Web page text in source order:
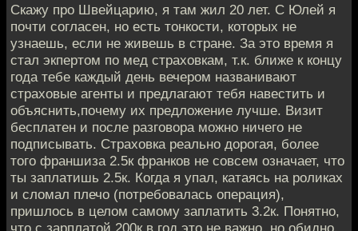
Скажу про Швейцарию, я там жил 20 лет. С Юлей я
почти согласен, но есть тонкости, которых не
узнаешь, если не живешь в стране. За это время я
стал экпертом по мед страховкам, т.к. ближе к концу
года тебе каждый день вечером названивают
страховые агенты и предлагают тебя навестить и
объяснить,почему их предложение лучше. Визит
бесплатен и после разговора можно ничего не
подписывать. Страховка реально дорогая, более
того франшиза 2.5к франков не совсем означает, что
ты заплатишь 2.5к. Когда я упал, катаясь на роликах
и сломал плечо (потребовалась операция),
пришлось в целом самому заплатить 3.2к. Понятно,
что с зарплатой 200к в год это не важно, но обидно.